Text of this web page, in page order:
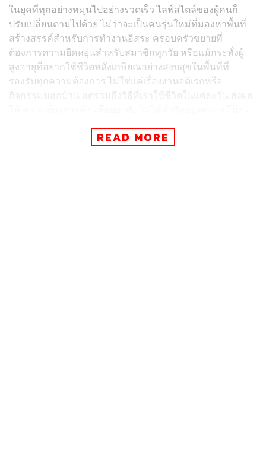
ในยุคที่ทุกอย่างหมุนไปอย่างรวดเร็ว ไลฟ์สไตล์ของผู้คนก็
ปรับเปลี่ยนตามไปด้วย ไม่ว่าจะเป็นคนรุ่นใหม่ที่มองหาพื้นที่
สร้างสรรค์สำหรับการทำงานอิสระ ครอบครัวขยายที่
ต้องการความยืดหยุ่นสำหรับสมาชิกทุกวัย หรือแม้กระทั่งผู้
สูงอายุที่อยากใช้ชีวิตหลังเกษียณอย่างสงบสุขในพื้นที่ที่
รองรับทุกความต้องการ ไม่ใช่แค่เรื่องงานอดิเรกหรือ
กิจกรรมนอกบ้าน แต่รวมถึงวิธีที่เราใช้ชีวิตในแต่ละวัน ส่งผล
หาพื้นที่ที่สามารถปรับเปลี่ยนและเติมเต็มชีวิตในแบบของเรา
READ MORE